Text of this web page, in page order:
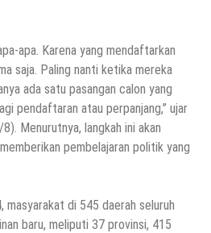
apa. Karena yang mendaftarkan
saja. Paling nanti ketika mereka
ada satu pasangan calon yang
pendaftaran atau perpanjang,” ujar
Menurutnya, langkah ini akan
pembelajaran politik yang
masyarakat di 545 daerah seluruh
baru, meliputi 37 provinsi, 415